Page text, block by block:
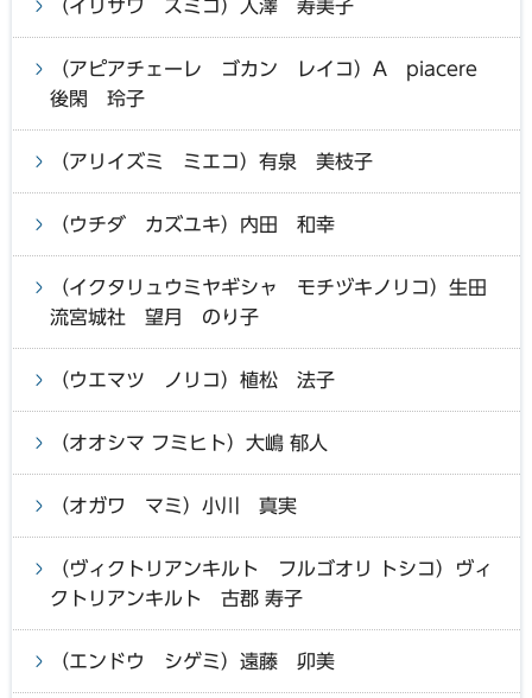
（イリサワ スミコ）入澤 寿美子
（アピアチェーレ ゴカン レイコ）A piacere
後閑 玲子
（アリイズミ ミエコ）有泉 美枝子
（ウチダ カズユキ）内田 和幸
（イクタリュウミヤギシャ モチヅキノリコ）生田
流宮城社 望月 のり子
（ウエマツ ノリコ）植松 法子
（オオシマ フミヒト）大嶋 郁人
（オガワ マミ）小川 真実
（ヴィクトリアンキルト フルゴオリ トシコ）ヴィ
クトリアンキルト 古郡 寿子
（エンドウ シゲミ）遠藤 卯美